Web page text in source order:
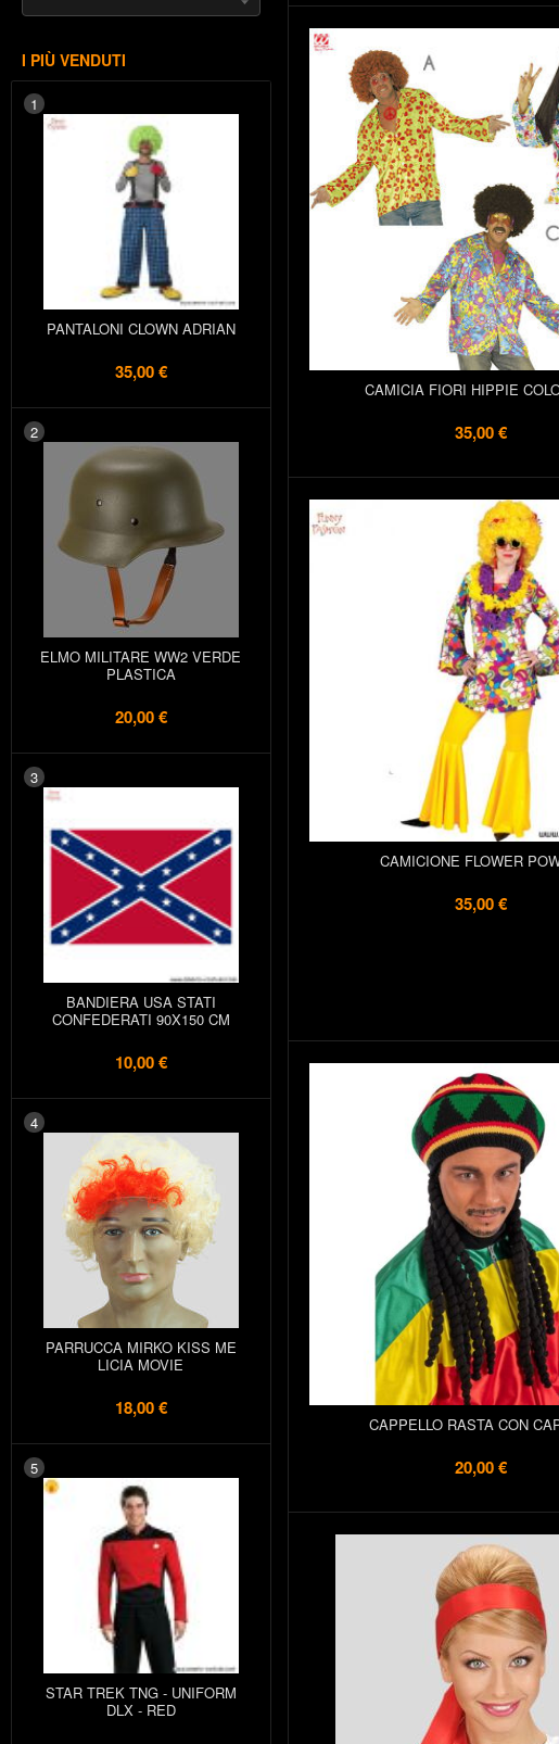
I PIÙ VENDUTI
1
PANTALONI CLOWN ADRIAN
35,00 €
2
ELMO MILITARE WW2 VERDE
PLASTICA
20,00 €
3
BANDIERA USA STATI
CONFEDERATI 90X150 CM
10,00 €
4
PARRUCCA MIRKO KISS ME
LICIA MOVIE
18,00 €
5
STAR TREK TNG - UNIFORM
DLX - RED
CAMICIA FIORI HIPPIE
35,00 €
CAMICIONE FLOWER
35,00 €
CAPPELLO RASTA CON
20,00 €